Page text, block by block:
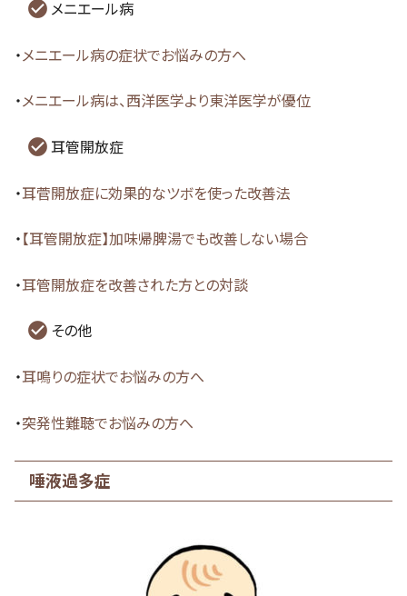
メニエール病
・メニエール病の症状でお悩みの方へ
・メニエール病は、西洋医学より東洋医学が優位
耳管開放症
・耳菅開放症に効果的なツボを使った改善法
・ 【耳管開放症】加味帰脾湯でも改善しない場合
・耳管開放症を改善された方との対談
その他
・耳鳴りの症状でお悩みの方へ
・突発性難聴でお悩みの方へ
唾液過多症